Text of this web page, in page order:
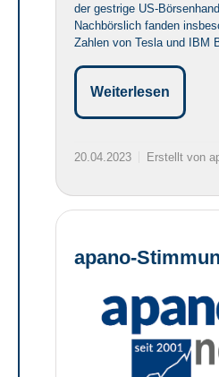
der gestrige US-
Nachbörslich fanden
Zahlen von Tesla und IBM
Weiterlesen
20.04.2023 Erstellt von
apano-